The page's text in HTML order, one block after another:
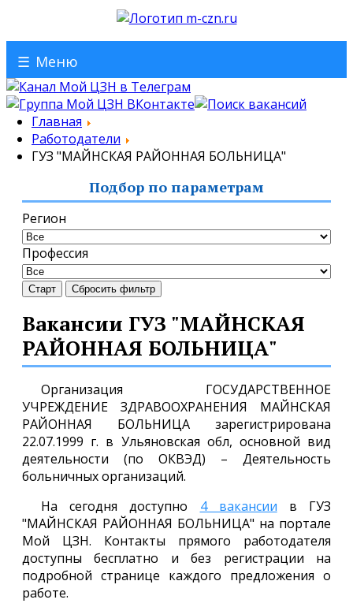
☰ Меню
Главная
Работодатели
ГУЗ "МАЙНСКАЯ РАЙОННАЯ БОЛЬНИЦА"
Подбор по параметрам
Регион
Профессия
Старт Сбросить фильтр
Вакансии ГУЗ "МАЙНСКАЯ
РАЙОННАЯ БОЛЬНИЦА"
Организация ГОСУДАРСТВЕННОЕ
УЧРЕЖДЕНИЕ ЗДРАВООХРАНЕНИЯ МАЙНСКАЯ
РАЙОННАЯ БОЛЬНИЦА зарегистрирована
22.07.1999 г. в Ульяновская обл, основной вид
деятельности (по ОКВЭД) – Деятельность
больничных организаций.
На сегодня доступно 4 вакансии в ГУЗ
"МАЙНСКАЯ РАЙОННАЯ БОЛЬНИЦА" на портале
Мой ЦЗН. Контакты прямого работодателя
доступны бесплатно и без регистрации на
подробной странице каждого предложения о
работе.